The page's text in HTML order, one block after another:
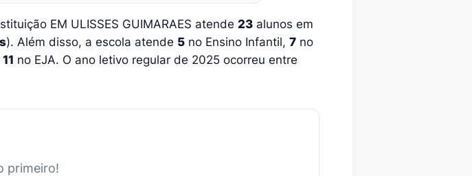
EM ULISSES GUIMARAES atende 23 alunos em
). Além disso, a escola atende 5 no Ensino Infantil, 7 no
11 no EJA. O ano letivo regular de 2025 ocorreu entre
primeiro!